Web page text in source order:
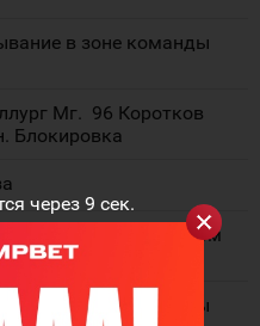
через 8 сек.
в зоне команды
Мг. 96 Коротков
Блокировка
Мг играет в полном
в зоне команды